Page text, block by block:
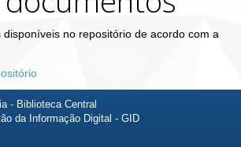
disponíveis no repositório de acordo com a
- Biblioteca Central
da Informação Digital - GID